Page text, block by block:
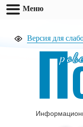
Версия для
П
Меню